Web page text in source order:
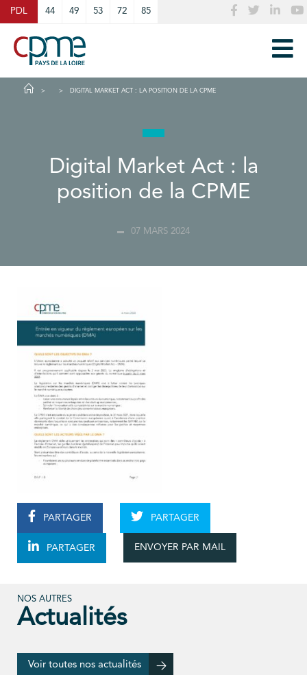
PDL 44 49 53 72 85
DIGITAL MARKET ACT : LA POSITION DE LA CPME
Digital Market Act : la
position de la CPME
07 MARS 2024
PARTAGER PARTAGER
PARTAGER ENVOYER PAR MAIL
NOS AUTRES
Actualités
Voir toutes nos actualités
Cookies management panel